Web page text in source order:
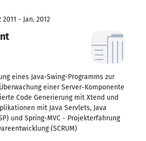
- Jan. 2012
eines Java-Swing-Programms zur
einer Server-Komponente
Code Generierung mit Xtend und
mit Java Servlets, Java
und Spring-MVC - Projekterfahrung
(SCRUM)